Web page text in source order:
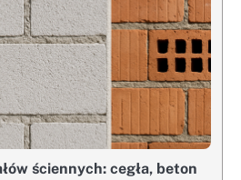
ściennych: cegła, beton